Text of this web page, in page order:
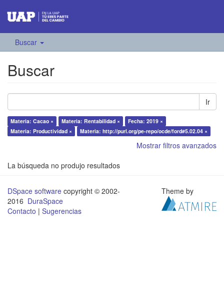
Buscar
Buscar
Ir
Materia: Cacao × Materia: Rentabilidad ×
Fecha: 2019 ×
Materia: Productividad ×
Materia: http://purl.org/pe-repo/ocde/ford#5.02.04 ×
Mostrar filtros avanzados
La búsqueda no produjo resultados
DSpace software copyright © 2002-
2016 DuraSpace
Contacto | Sugerencias
Theme by